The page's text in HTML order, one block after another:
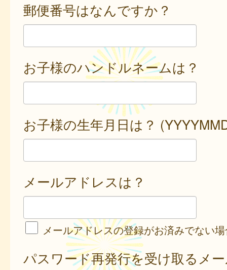
郵便番号はなんですか？
お子様のハンドルネームは？
お子様の生年月日は？
メールアドレスは？
メールアドレスの登録がお済みでない
パスワード再発行を受け取るメ